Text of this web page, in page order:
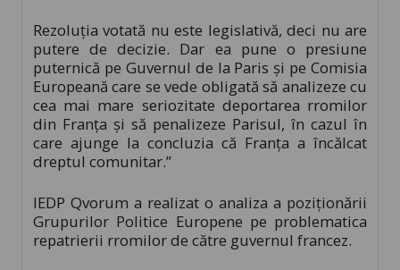
Rezoluţia votată nu este legislativă, deci nu are
putere de decizie. Dar ea pune o presiune
puternică pe Guvernul de la Paris şi pe Comisia
Europeană care se vede obligată să analizeze cu
cea mai mare seriozitate deportarea rromilor
din Franţa şi să penalizeze Parisul, în cazul în
care ajunge la concluzia că Franţa a încălcat
dreptul comunitar.”
IEDP Qvorum a realizat o analiza a poziţionării
Grupurilor Politice Europene pe problematica
repatrierii rromilor de către guvernul francez.